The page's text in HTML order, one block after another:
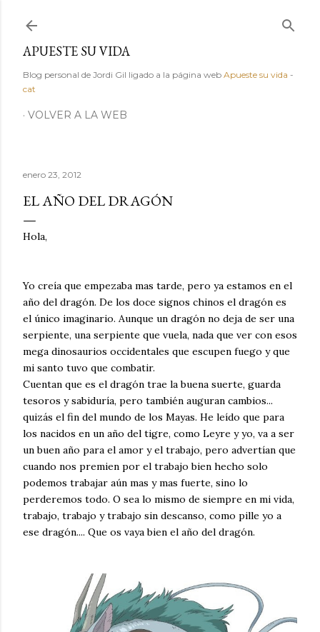
APUESTE SU VIDA
Blog personal de Jordi Gil ligado a la página web Apueste su vida -
cat
VOLVER A LA WEB
enero 23, 2012
EL AÑO DEL DRAGÓN
Hola,
Yo creía que empezaba mas tarde, pero ya estamos en el
año del dragón. De los doce signos chinos el dragón es
el único imaginario. Aunque un dragón no deja de ser una
serpiente, una serpiente que vuela, nada que ver con esos
mega dinosaurios occidentales que escupen fuego y que
mi santo tuvo que combatir.
Cuentan que es el dragón trae la buena suerte, guarda
tesoros y sabiduría, pero también auguran cambios...
quizás el fin del mundo de los Mayas. He leído que para
los nacidos en un año del tigre, como Leyre y yo, va a ser
un buen año para el amor y el trabajo, pero advertían que
cuando nos premien por el trabajo bien hecho solo
podemos trabajar aún mas y mas fuerte, sino lo
perderemos todo. O sea lo mismo de siempre en mi vida,
trabajo, trabajo y trabajo sin descanso, como pille yo a
ese dragón.... Que os vaya bien el año del dragón.